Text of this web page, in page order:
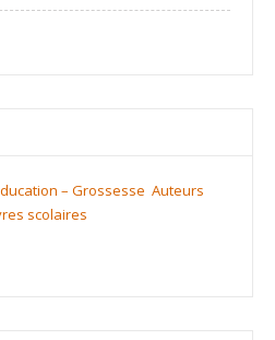
– Grossesse Auteurs
scolaires